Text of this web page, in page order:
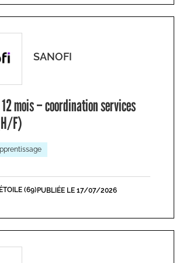
SANOFI
mois – coordination services
F)
(69) PUBLIÉE LE 17/07/2026